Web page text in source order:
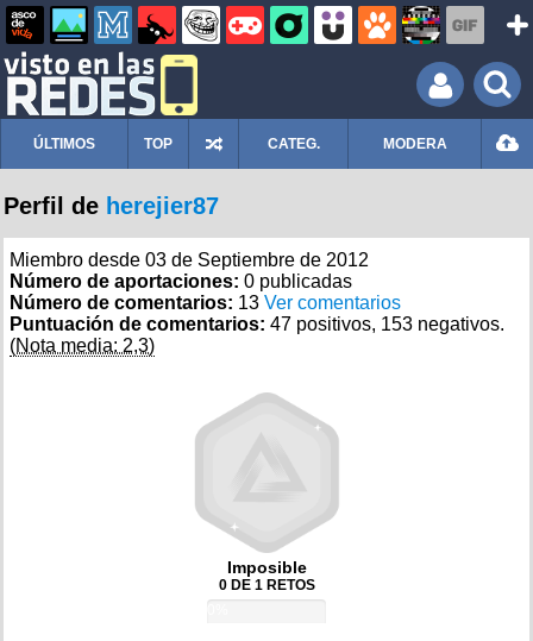
ÚLTIMOS TOP CATEG. MODERA
Perfil de herejier87
Miembro desde 03 de Septiembre de 2012
Número de aportaciones: 0 publicadas
Número de comentarios: 13 Ver comentarios
Puntuación de comentarios: 47 positivos, 153 negativos.
(Nota media: 2,3)
Imposible
0 DE 1 RETOS